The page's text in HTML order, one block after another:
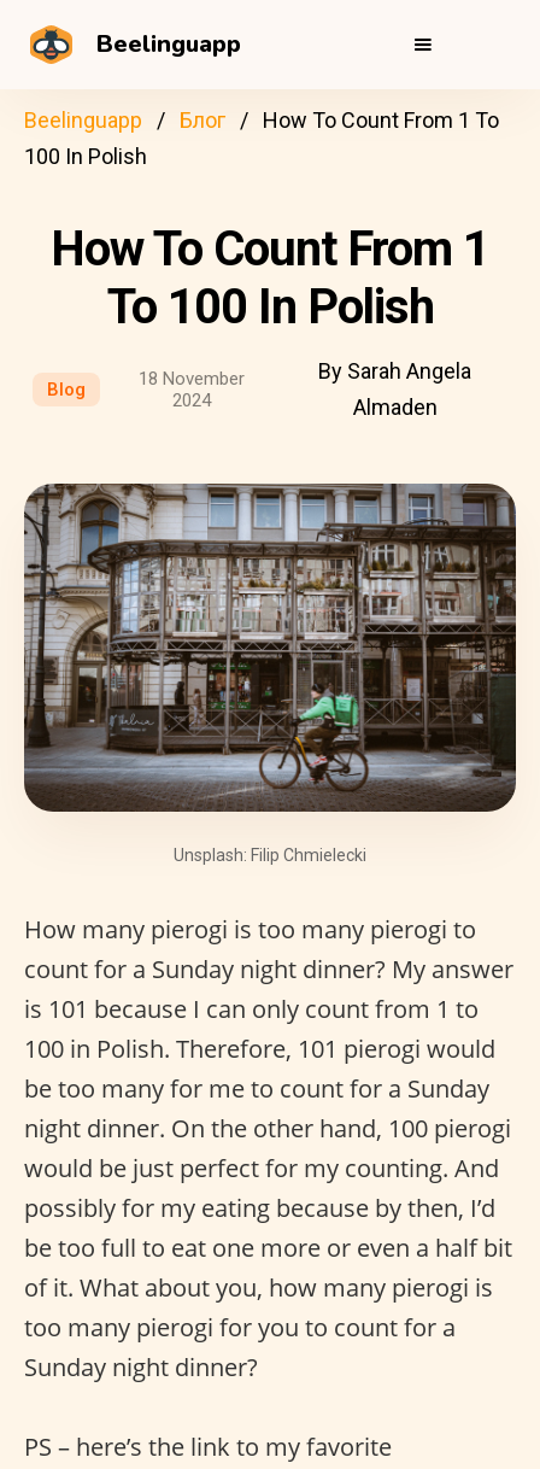
Beelinguapp
Beelinguapp Блог
How To Count From 1 To
100 In Polish
How To Count From 1
To 100 In Polish
Blog
18 November
2024
By Sarah Angela
Almaden
Unsplash: Filip Chmielecki
How many pierogi is too many pierogi to
count for a Sunday night dinner? My answer
is 101 because I can only count from 1 to
100 in Polish. Therefore, 101 pierogi would
be too many for me to count for a Sunday
night dinner. On the other hand, 100 pierogi
would be just perfect for my counting. And
possibly for my eating because by then, I’d
be too full to eat one more or even a half bit
of it. What about you, how many pierogi is
too many pierogi for you to count for a
Sunday night dinner?
PS – here’s the link to my favorite